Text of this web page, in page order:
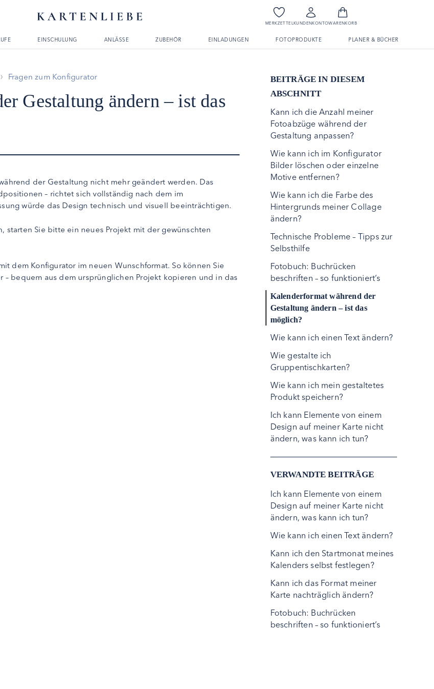
MERKZETTELKUNDENKONTOWARENKORB
EINSCHULUNG ANLÄSSE ZUBEHÖR EINLADUNGEN FOTOPRODUKTE PLANER & BÜCHER
Fragen zum Konfigurator
Gestaltung ändern – ist das
der Gestaltung nicht mehr geändert werden. Das
– richtet sich vollständig nach dem im
würde das Design technisch und visuell beeinträchtigen.
starten Sie bitte ein neues Projekt mit der gewünschten
dem Konfigurator im neuen Wunschformat. So können Sie
– bequem aus dem ursprünglichen Projekt kopieren und in das
BEITRÄGE IN DIESEM
ABSCHNITT
Kann ich die Anzahl meiner
Fotoabzüge während der
Gestaltung anpassen?
Wie kann ich im Konfigurator
Bilder löschen oder einzelne
Motive entfernen?
Wie kann ich die Farbe des
Hintergrunds meiner Collage
ändern?
Technische Probleme – Tipps zur
Selbsthilfe
Fotobuch: Buchrücken
beschriften – so funktioniert’s
Kalenderformat während der
Gestaltung ändern – ist das
möglich?
Wie kann ich einen Text ändern?
Wie gestalte ich
Gruppentischkarten?
Wie kann ich mein gestaltetes
Produkt speichern?
Ich kann Elemente von einem
Design auf meiner Karte nicht
ändern, was kann ich tun?
VERWANDTE BEITRÄGE
Ich kann Elemente von einem
Design auf meiner Karte nicht
ändern, was kann ich tun?
Wie kann ich einen Text ändern?
Kann ich den Startmonat meines
Kalenders selbst festlegen?
Kann ich das Format meiner
Karte nachträglich ändern?
Fotobuch: Buchrücken
beschriften – so funktioniert’s